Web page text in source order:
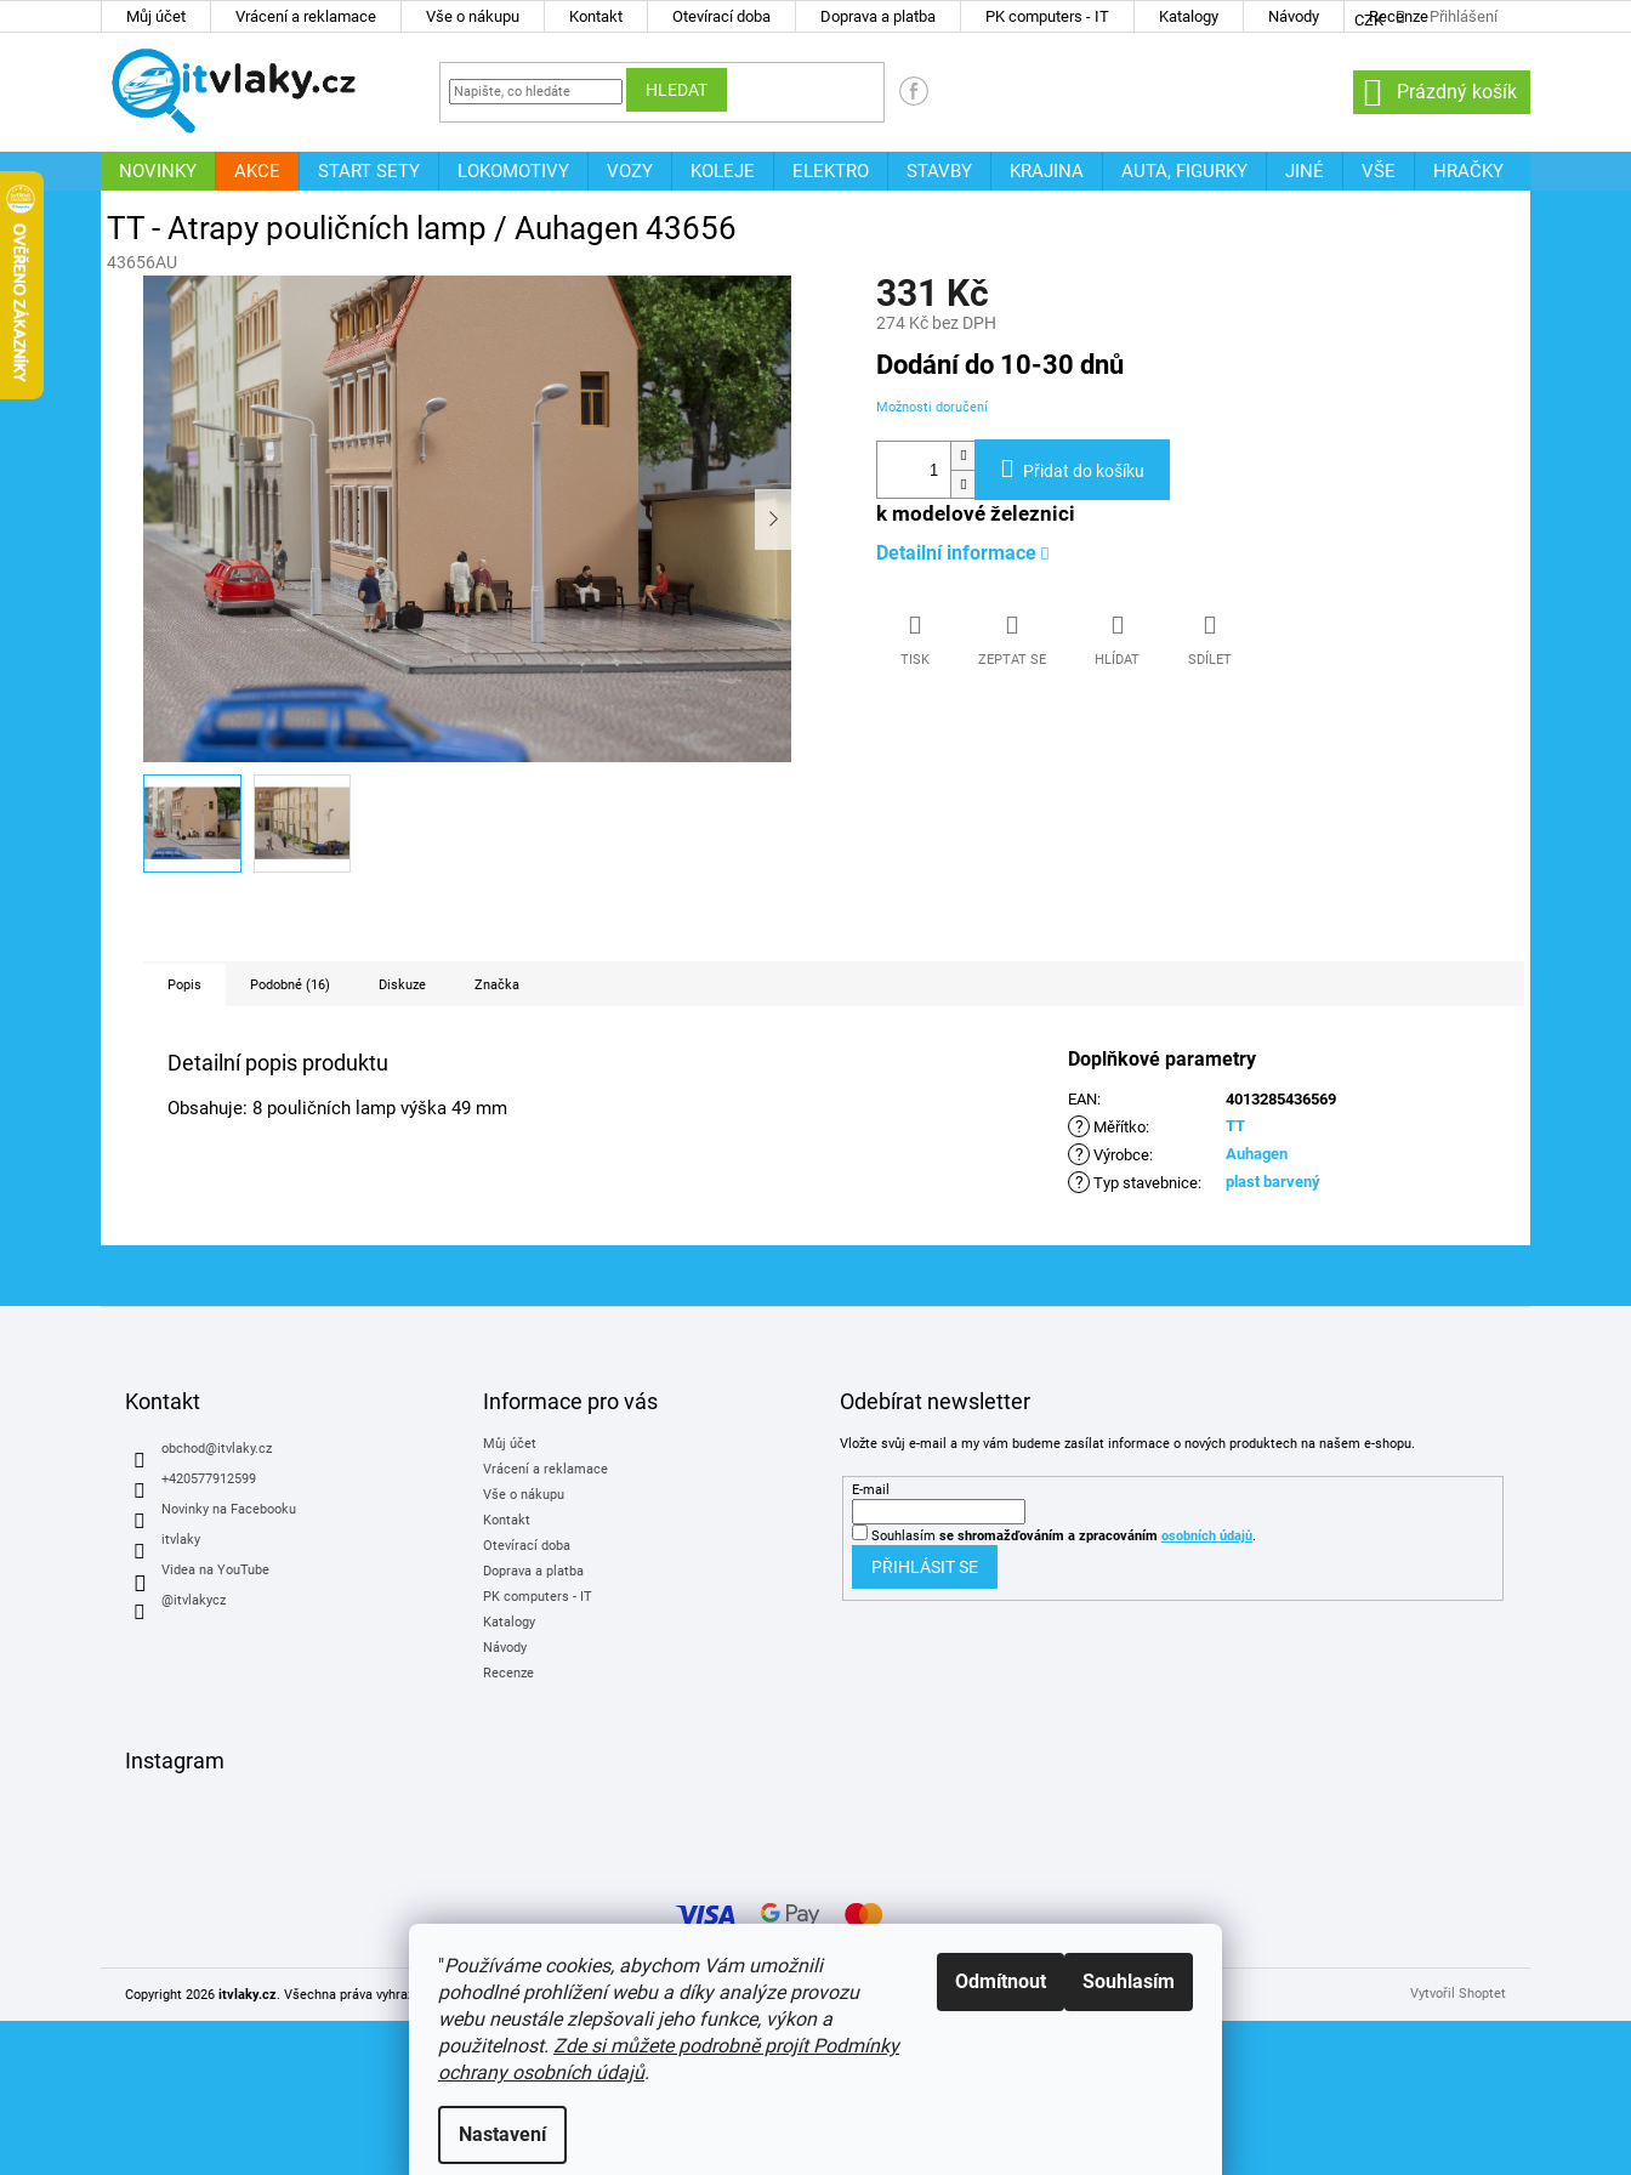
"Používáme cookies, abychom Vám umožnili
pohodlné prohlížení webu a díky analýze provozu
webu neustále zlepšovali jeho funkce, výkon a
použitelnost. Zde si můžete podrobně projít Podmínky
ochrany osobních údajů.
Nastavení
Odmítnout Souhlasím
Můj účet Vrácení a reklamace Vše o nákupu Kontakt Otevírací doba Doprava a platba PK computers - IT Katalogy Návody Recenze
CZK Přihlášení
HLEDAT
NÁKUPNÍ
KOŠÍK
Prázdný košík
NOVINKY AKCE START SETY LOKOMOTIVY VOZY KOLEJE ELEKTRO STAVBY KRAJINA AUTA, FIGURKY JINÉ VŠE
HRAČKY
TT - Atrapy pouličních lamp / Auhagen 43656
43656AU
331 Kč
274 Kč bez DPH
Měrná
cena:
Dodání do 10-30 dnů
Možnosti doručení
Přidat do košíku
k modelové železnici
Detailní informace
TISK ZEPTAT SE HLÍDAT SDÍLET
Popis Podobné (16) Diskuze Značka
Detailní popis produktu
Obsahuje: 8 pouličních lamp výška 49 mm
Doplňkové parametry
EAN: 4013285436569
? Měřítko: TT
? Výrobce: Auhagen
? Typ stavebnice: plast barvený
Kontakt
obchod@itvlaky.cz
+420577912599
Novinky na Facebooku
itvlaky
Videa na YouTube
@itvlakycz
Informace pro vás
Můj účet
Vrácení a reklamace
Vše o nákupu
Kontakt
Otevírací doba
Doprava a platba
PK computers - IT
Katalogy
Návody
Recenze
Odebírat newsletter
Vložte svůj e-mail a my vám budeme zasílat informace o nových produktech na našem e-shopu.
E-mail
Souhlasím se shromažďováním a zpracováním osobních údajů.
PŘIHLÁSIT SE
Instagram
Vytvořil Shoptet
Copyright 2026 itvlaky.cz . Všechna práva vyhrazena.Upravit nastavení cookies